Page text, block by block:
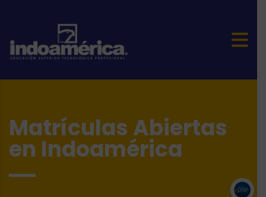
Matrículas Abiertas
en Indoamérica